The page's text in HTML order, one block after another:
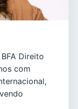
Direito
com